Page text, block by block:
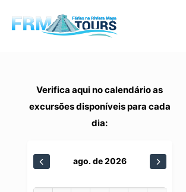
Verifica aqui no calendário as
excursões disponíveis para cada
dia:
ago. de 2026